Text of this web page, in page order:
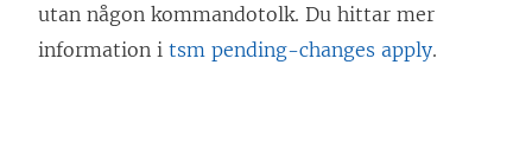
utan någon kommandotolk. Du hittar mer
information i tsm pending-changes apply.